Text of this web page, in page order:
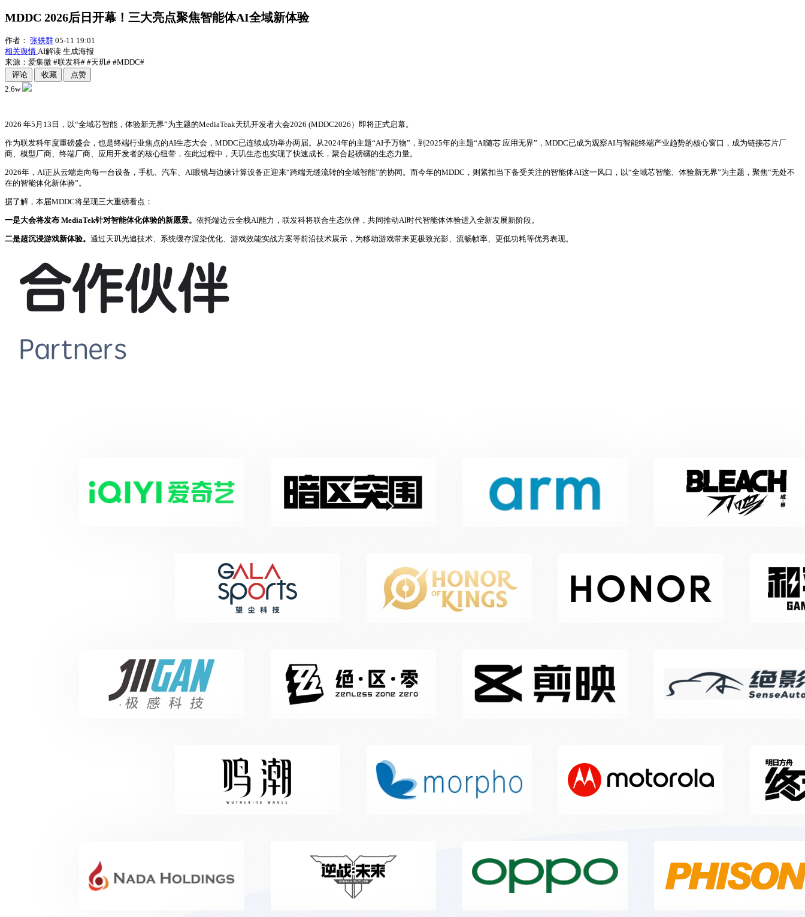
MDDC 2026后日开幕！三大亮点聚焦智能体AI全域新体验
作者： 张轶群 05-11 19:01
相关舆情 AI解读 生成海报
来源：爱集微 #联发科# #天玑# #MDDC#
评论
收藏
点赞
2.6w
2026 年5月13日，以“全域芯智能，体验新无界”为主题的MediaTeak天玑开发者大会2026 (MDDC2026）即将正式启幕。
作为联发科年度重磅盛会，也是终端行业焦点的AI生态大会，MDDC已连续成功举办两届。从2024年的主题“AI予万物”，到2025年的主题“AI随芯 应用无界”，MDDC已成为观察AI与智能终端产业趋势的核心窗口，成为链接芯片厂
商、模型厂商、终端厂商、应用开发者的核心纽带，在此过程中，天玑生态也实现了快速成长，聚合起磅礴的生态力量。
2026年，AI正从云端走向每一台设备，手机、汽车、AI眼镜与边缘计算设备正迎来“跨端无缝流转的全域智能”的协同。而今年的MDDC，则紧扣当下备受关注的智能体AI这一风口，以“全域芯智能、体验新无界”为主题，聚焦“无处不
在的智能体化新体验”。
据了解，本届MDDC将呈现三大重磅看点：
一是大会将发布 MediaTek针对智能体化体验的新愿景。 依托端边云全栈AI能力，联发科将联合生态伙伴，共同推动AI时代智能体体验进入全新发展新阶段。
二是超沉浸游戏新体验。 通过天玑光追技术、系统缓存渲染优化、游戏效能实战方案等前沿技术展示，为移动游戏带来更极致光影、流畅帧率、更低功耗等优秀表现。